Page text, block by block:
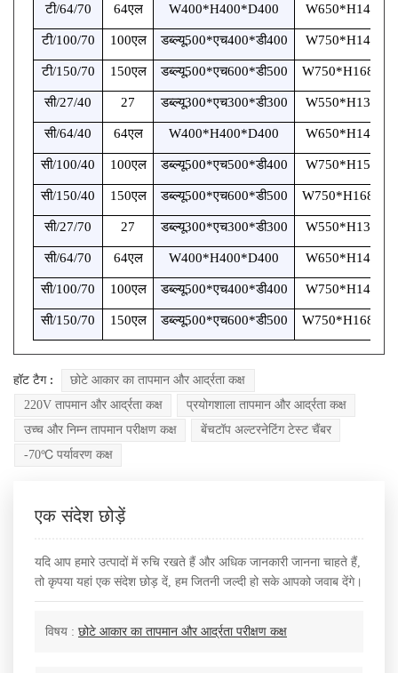
टी/64/70 64एल W400*H400*D400
टी/100/70 100एल डब्ल्यू500*एच400*डी400
टी/150/70 150एल डब्ल्यू500*एच600*डी500
सी/27/40 27 डब्ल्यू300*एच300*डी300
सी/64/40 64एल W400*H400*D400
सी/100/40 100एल डब्ल्यू500*एच500*डी400
सी/150/40 150एल डब्ल्यू500*एच600*डी500
सी/27/70 27 डब्ल्यू300*एच300*डी300
सी/64/70 64एल W400*H400*D400
सी/100/70 100एल डब्ल्यू500*एच400*डी400
सी/150/70 150एल डब्ल्यू500*एच600*डी500
हॉट टैग :
छोटे आकार का तापमान और आर्द्रता कक्ष
220V तापमान और आर्द्रता कक्ष
प्रयोगशाला तापमान और आर्द्रता कक्ष
उच्च और निम्न तापमान परीक्षण कक्ष
बेंचटॉप अल्टरनेटिंग टेस्ट चैंबर
-70℃ पर्यावरण कक्ष
एक संदेश छोड़ें
यदि आप हमारे उत्पादों में रुचि रखते हैं और अधिक जानकारी जानना चाहते हैं,
तो कृपया यहां एक संदेश छोड़ दें, हम जितनी जल्दी हो सके आपको जवाब देंगे।
विषय : छोटे आकार का तापमान और आर्द्रता परीक्षण कक्ष